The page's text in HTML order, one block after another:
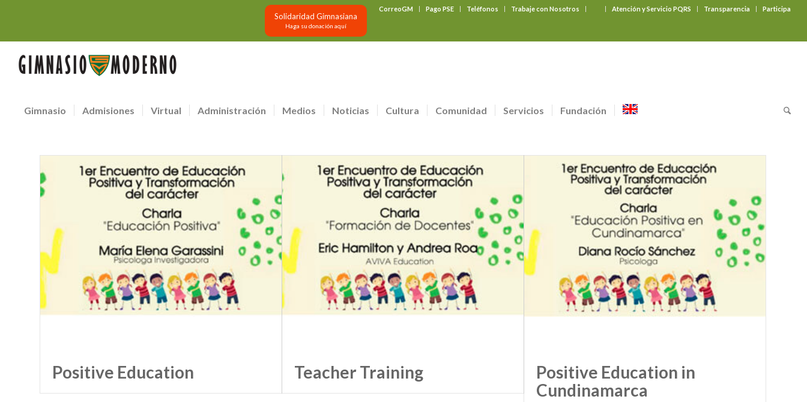
CorreoGM Pago PSE Teléfonos Trabaje con Nosotros Atención y Servicio PQRS Transparencia Participa
Solidaridad Gimnasiana
Haga su donación aquí
Gimnasio Admisiones Virtual Administración Medios Noticias Cultura Comunidad Servicios Fundación
Positive Education Teacher Training
Positive Education in
Cundinamarca